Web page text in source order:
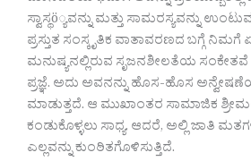
ಸ್ವಾಸ್ಥö್ಯವನ್ನು ಮತ್ತು ಸಾಮರಸ್ಯವನ್ನು
ಪ್ರಸ್ತುತ ಸಂಸ್ಕೃತಿಕ ವಾತಾವರಣದ ಬಗ್ಗೆ ನಿಮಗೆ
ಮನುಷ್ಯನಲ್ಲಿರುವ ಸೃಜನಶೀಲತೆಯ ಸಂಕೇತವೆ
ಪ್ರಜ್ಞೆ. ಅದು ಅವನನ್ನು ಹೊಸ-ಹೊಸ
ಮಾಡುತ್ತದೆ. ಆ ಮುಖಾಂತರ ಸಾಮಾಜಿಕ
ಕಂಡುಕೊಳ್ಳಲು ಸಾಧ್ಯ. ಆದರೆ, ಅಲ್ಲಿ ಜಾತಿ
ಎಲ್ಲವನ್ನು ಕುಂಠಿತಗೊಳಿಸುತ್ತಿದೆ.